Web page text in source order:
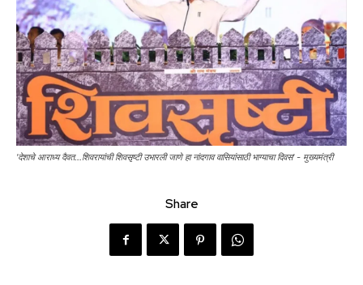
'देशाचे आराध्य दैवत...शिवरायांची शिवसृष्टी उभारली जाणे हा नांदगाव वासियांसाठी भाग्याचा दिवस' - मुख्यमंत्री
Share